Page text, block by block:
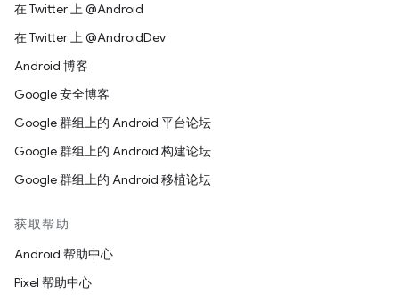
在 Twitter 上 @Android
在 Twitter 上 @AndroidDev
Android 博客
Google 安全博客
Google 群组上的 Android 平台论坛
Google 群组上的 Android 构建论坛
Google 群组上的 Android 移植论坛
获取帮助
Android 帮助中心
Pixel 帮助中心